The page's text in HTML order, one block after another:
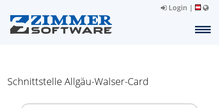
Login |
Schnittstelle Allgäu-Walser-Card